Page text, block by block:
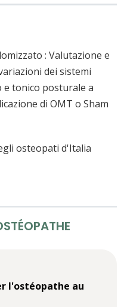
: Valutazione e
dei sistemi
tonico posturale a
di OMT o Sham
osteopati d'Italia
l'ostéopathe au